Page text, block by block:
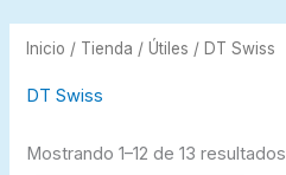
Inicio / Tienda /Útiles / DT Swiss
DT Swiss
Mostrando 1–12 de 13 resultados